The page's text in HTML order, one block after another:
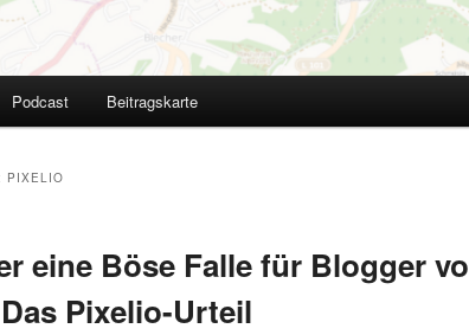
Podcast Beitragskarte
PIXELIO
eine Böse Falle für Blogger
Pixelio-Urteil